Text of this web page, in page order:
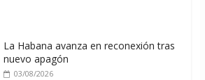
La Habana avanza en reconexión tras
nuevo apagón
03/08/2026